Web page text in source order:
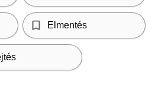
Elmentés